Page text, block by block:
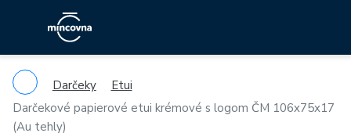
Darčeky
Etui
Darčekové papierové etui krémové s logom ČM 106x75x17
(Au tehly)